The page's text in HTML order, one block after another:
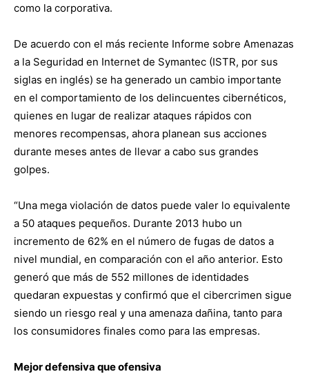
como la corporativa.
De acuerdo con el más reciente Informe sobre Amenazas
a la Seguridad en Internet de Symantec (ISTR, por sus
siglas en inglés) se ha generado un cambio importante
en el comportamiento de los delincuentes cibernéticos,
quienes en lugar de realizar ataques rápidos con
menores recompensas, ahora planean sus acciones
durante meses antes de llevar a cabo sus grandes
golpes.
“Una mega violación de datos puede valer lo equivalente
a 50 ataques pequeños. Durante 2013 hubo un
incremento de 62% en el número de fugas de datos a
nivel mundial, en comparación con el año anterior. Esto
generó que más de 552 millones de identidades
quedaran expuestas y confirmó que el cibercrimen sigue
siendo un riesgo real y una amenaza dañina, tanto para
los consumidores finales como para las empresas.
Mejor defensiva que ofensiva